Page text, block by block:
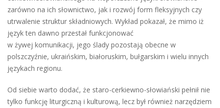
zarówno na ich słownictwo, jak i rozwój form fleksyjnych czy
utrwalenie struktur składniowych. Wykład pokazał, że mimo iż
język ten dawno przestał funkcjonować
w żywej komunikacji, jego ślady pozostają obecne w
polszczyźnie, ukraińskim, białoruskim, bułgarskim i wielu innych
językach regionu.
Od siebie warto dodać, że staro-cerkiewno-słowiański pełnił nie
tylko funkcję liturgiczną i kulturową, lecz był również narzędziem